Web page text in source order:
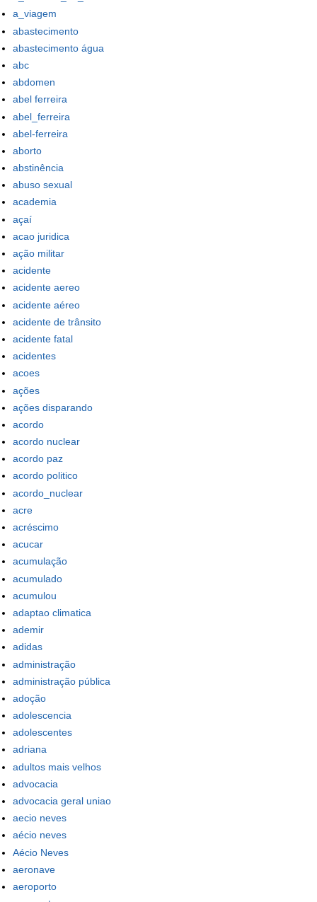
a_viagem
abastecimento
abastecimento água
abc
abdomen
abel ferreira
abel_ferreira
abel-ferreira
aborto
abstinência
abuso sexual
academia
açaí
acao juridica
ação militar
acidente
acidente aereo
acidente aéreo
acidente de trânsito
acidente fatal
acidentes
acoes
ações
ações disparando
acordo
acordo nuclear
acordo paz
acordo politico
acordo_nuclear
acre
acréscimo
acucar
acumulação
acumulado
acumulou
adaptao climatica
ademir
adidas
administração
administração pública
adoção
adolescencia
adolescentes
adriana
adultos mais velhos
advocacia
advocacia geral uniao
aecio neves
aécio neves
Aécio Neves
aeronave
aeroporto